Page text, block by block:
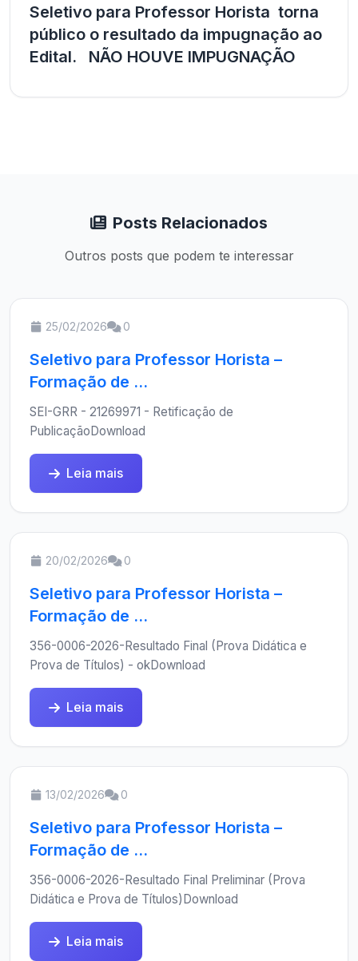
Seletivo para Professor Horista torna
público o resultado da impugnação ao
Edital. NÃO HOUVE IMPUGNAÇÃO
Posts Relacionados
Outros posts que podem te interessar
25/02/2026 0
Seletivo para Professor Horista –
Formação de ...
SEI-GRR - 21269971 - Retificação de
PublicaçãoDownload
Leia mais
20/02/2026 0
Seletivo para Professor Horista –
Formação de ...
356-0006-2026-Resultado Final (Prova Didática e
Prova de Títulos) - okDownload
Leia mais
13/02/2026 0
Seletivo para Professor Horista –
Formação de ...
356-0006-2026-Resultado Final Preliminar (Prova
Didática e Prova de Títulos)Download
Leia mais